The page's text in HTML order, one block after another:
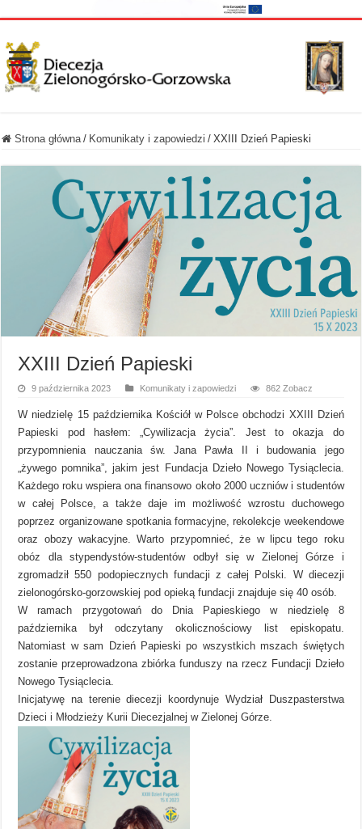
Strona główna / Komunikaty i zapowiedzi / XXIII Dzień Papieski
XXIII Dzień Papieski
9 października 2023 Komunikaty i zapowiedzi 862 Zobacz
W niedzielę 15 października Kościół w Polsce obchodzi XXIII Dzień
Papieski pod hasłem: „Cywilizacja życia”. Jest to okazja do
przypomnienia nauczania św. Jana Pawła II i budowania jego
„żywego pomnika”, jakim jest Fundacja Dzieło Nowego Tysiąclecia.
Każdego roku wspiera ona finansowo około 2000 uczniów i studentów
w całej Polsce, a także daje im możliwość wzrostu duchowego
poprzez organizowane spotkania formacyjne, rekolekcje weekendowe
oraz obozy wakacyjne. Warto przypomnieć, że w lipcu tego roku
obóz dla stypendystów-studentów odbył się w Zielonej Górze i
zgromadził 550 podopiecznych fundacji z całej Polski. W diecezji
zielonogórsko-gorzowskiej pod opieką fundacji znajduje się 40 osób.
W ramach przygotowań do Dnia Papieskiego w niedzielę 8
października był odczytany okolicznościowy list episkopatu.
Natomiast w sam Dzień Papieski po wszystkich mszach świętych
zostanie przeprowadzona zbiórka funduszy na rzecz Fundacji Dzieło
Nowego Tysiąclecia.
Inicjatywę na terenie diecezji koordynuje Wydział Duszpasterstwa
Dzieci i Młodzieży Kurii Diecezjalnej w Zielonej Górze.